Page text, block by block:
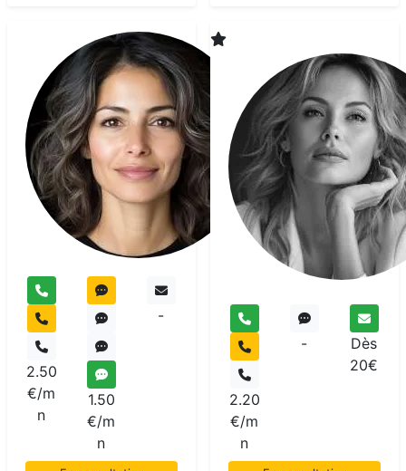
Sirina
Medium
pur
2.50
€/m
n
1.50
€/m
n
-
2.20
€/m
n
-
Dès
20€